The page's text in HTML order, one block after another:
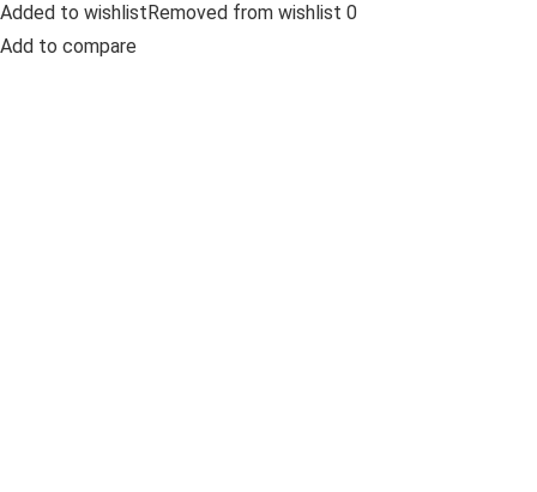
Added to wishlistRemoved from wishlist 0
Add to compare